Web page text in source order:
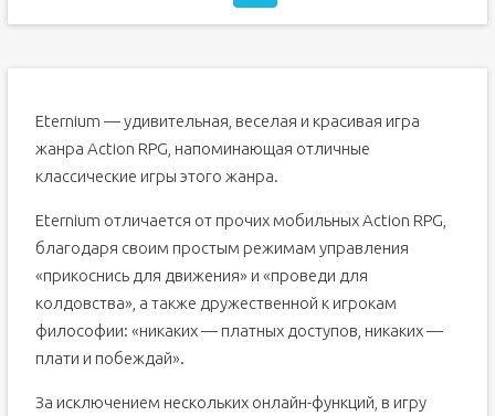
Eternium — удивительная, веселая и красивая игра
жанра Action RPG, напоминающая отличные
классические игры этого жанра.
Eternium отличается от прочих мобильных Action RPG,
благодаря своим простым режимам управления
«прикоснись для движения» и «проведи для
колдовства», а также дружественной к игрокам
философии: «никаких — платных доступов, никаких —
плати и побеждай».
За исключением нескольких онлайн-функций, в игру